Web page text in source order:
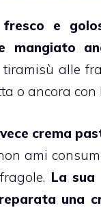
e
mangiato
alle
o ancora con
crema
ami
La sua
una